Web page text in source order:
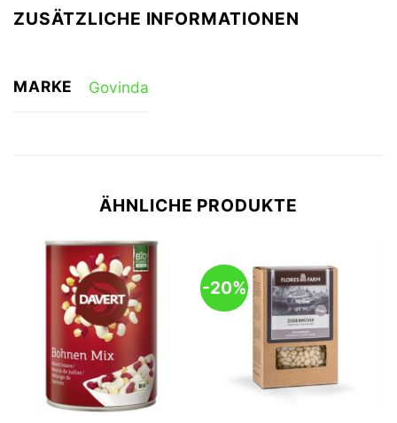
ZUSÄTZLICHE INFORMATIONEN
MARKE Govinda
ÄHNLICHE PRODUKTE
-20%